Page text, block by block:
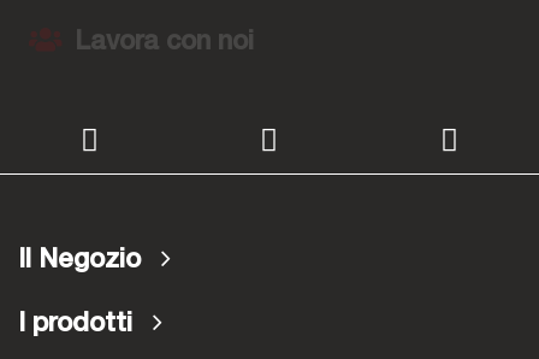
Lavora con noi
Il Negozio
I prodotti